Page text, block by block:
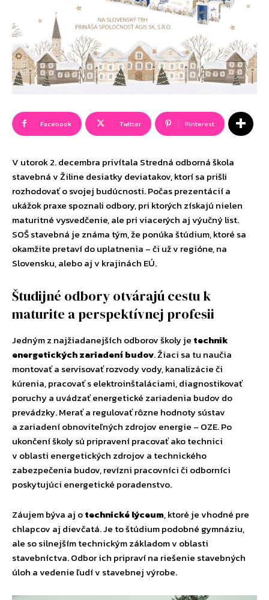
Facebook Twitter Pinterest
V utorok 2. decembra privítala Stredná odborná škola
stavebná v Žiline desiatky deviatakov, ktorí sa prišli
rozhodovať o svojej budúcnosti. Počas prezentácií a
ukážok praxe spoznali odbory, pri ktorých získajú nielen
maturitné vysvedčenie, ale pri viacerých aj výučný list.
SOŠ stavebná je známa tým, že ponúka štúdium, ktoré sa
okamžite pretaví do uplatnenia – či už v regióne, na
Slovensku, alebo aj v krajinách EÚ.
Študijné odbory otvárajú cestu k
maturite a perspektívnej profesii
Jedným z najžiadanejších odborov školy je technik
energetických zariadení budov. Žiaci sa tu naučia
montovať a servisovať rozvody vody, kanalizácie či
kúrenia, pracovať s elektroinštaláciami, diagnostikovať
poruchy a uvádzať energetické zariadenia budov do
prevádzky. Merať a regulovať rôzne hodnoty sústav
a zariadení obnoviteľných zdrojov energie – OZE. Po
ukončení školy sú pripravení pracovať ako technici
v oblasti energetických zdrojov a technického
zabezpečenia budov, revízni pracovníci či odborníci
poskytujúci energetické poradenstvo.
Záujem býva aj otechnické lýceum, ktoré je vhodné pre
chlapcov aj dievčatá. Je to štúdium podobné gymnáziu,
ale so silnejším technickým základom v oblasti
stavebníctva. Odbor ich pripraví na riešenie stavebných
úloh a vedenie ľudí v stavebnej výrobe.